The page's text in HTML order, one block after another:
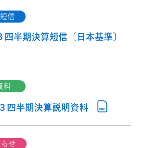
信
半期決算短信〔日本基準〕
料
四半期決算説明資料
せ